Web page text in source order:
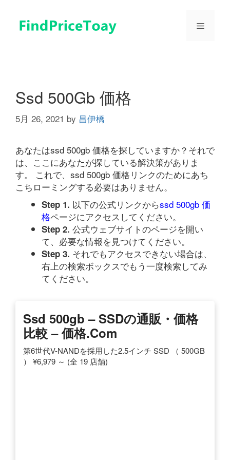
メ
Ssd 500Gb 価格
5月 26, 2021 by 昌伊橋
あなたはssd 500gb 価格を探していますか？それで
は、ここにあなたが探している解決策がありま
す。 これで、ssd 500gb 価格リンクのためにあち
こちローミングする必要はありません。
Step 1. 以下の公式リンクからssd 500gb 価
格ページにアクセスしてください。
Step 2. 公式ウェブサイトのページを開い
て、必要な情報を見つけてください。
Step 3. それでもアクセスできない場合は、
右上の検索ボックスでもう一度検索してみ
てください。
Ssd 500gb – SSDの通販・価格
比較 – 価格.com
第6世代V-NANDを採用した2.5インチ SSD （ 500GB
） ¥6,979 ～ (全 19 店舗)